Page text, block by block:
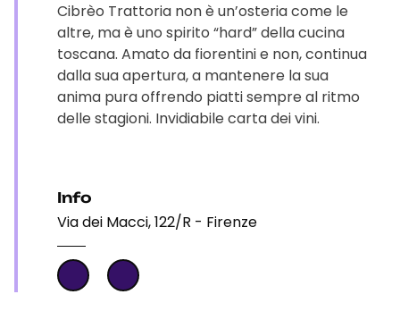
Cibrèo Trattoria non è un’osteria come le
altre, ma è uno spirito “hard” della cucina
toscana. Amato da fiorentini e non, continua
dalla sua apertura, a mantenere la sua
anima pura offrendo piatti sempre al ritmo
delle stagioni. Invidiabile carta dei vini.
Info
Via dei Macci, 122/R - Firenze